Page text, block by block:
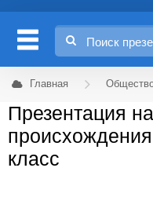
Главная
Презентация
класс